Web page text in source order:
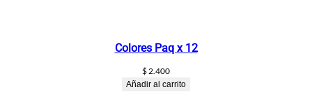
Colores Paq x 12
$2.400
Añadir al carrito